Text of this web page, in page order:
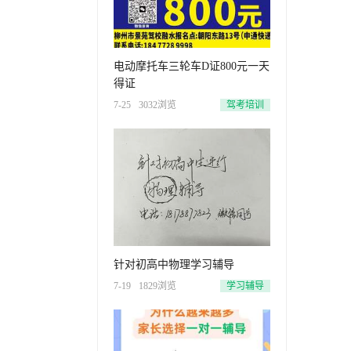
电动摩托车三轮车D证800元一天
得证
7-25 3032浏览 驾考培训
针对初高中物理学习辅导
7-19 1829浏览 学习辅导